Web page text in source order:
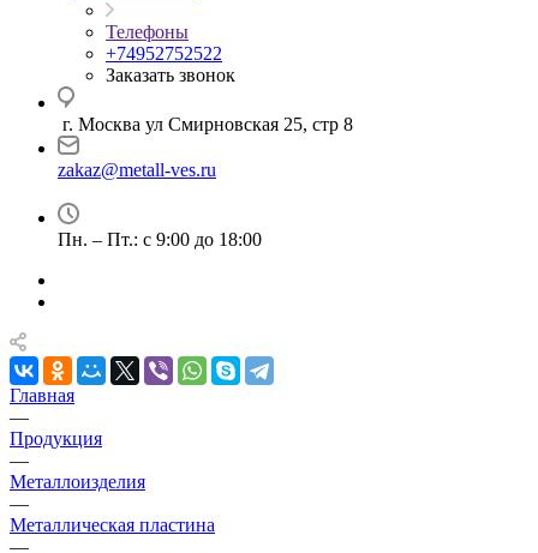
Телефоны
+74952752522
Заказать звонок
г. Москва ул Смирновская 25, стр 8
zakaz@metall-ves.ru
Пн. – Пт.: с 9:00 до 18:00
Главная
—
Продукция
—
Металлоизделия
—
Металлическая пластина
—